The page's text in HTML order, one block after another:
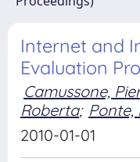
Internet and
Evaluation
Camussone,
Roberta; Ponte,
2010-01-01